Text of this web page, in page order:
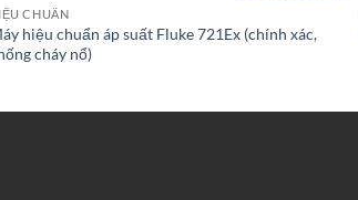
CHUẨN
hiệu chuẩn áp suất Fluke 721Ex (chính xác,
cháy nổ)